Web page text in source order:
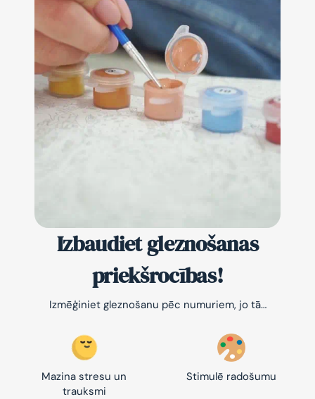
Izbaudiet gleznošanas
priekšrocības!
Izmēģiniet gleznošanu pēc numuriem, jo tā…
Mazina stresu un
trauksmi
Stimulē radošumu